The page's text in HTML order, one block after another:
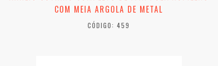
COM MEIA ARGOLA DE METAL
CÓDIGO: 459